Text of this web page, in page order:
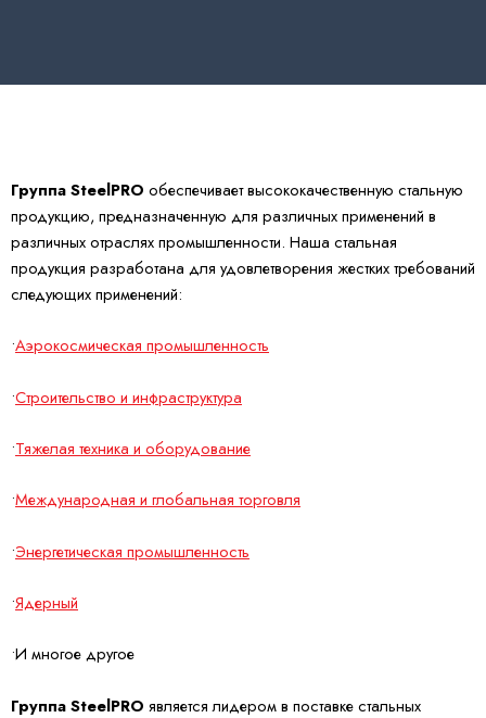
Группа SteelPRO обеспечивает высококачественную стальную
продукцию, предназначенную для различных применений в
различных отраслях промышленности. Наша стальная
продукция разработана для удовлетворения жестких требований
следующих применений:
•Аэрокосмическая промышленность
•Строительство и инфраструктура
•Тяжелая техника и оборудование
•Международная и глобальная торговля
•Энергетическая промышленность
•Ядерный
•И многое другое
Группа SteelPRO является лидером в поставке стальных